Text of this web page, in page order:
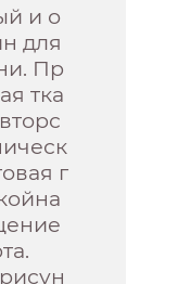
и о
для
Пр
тка
г